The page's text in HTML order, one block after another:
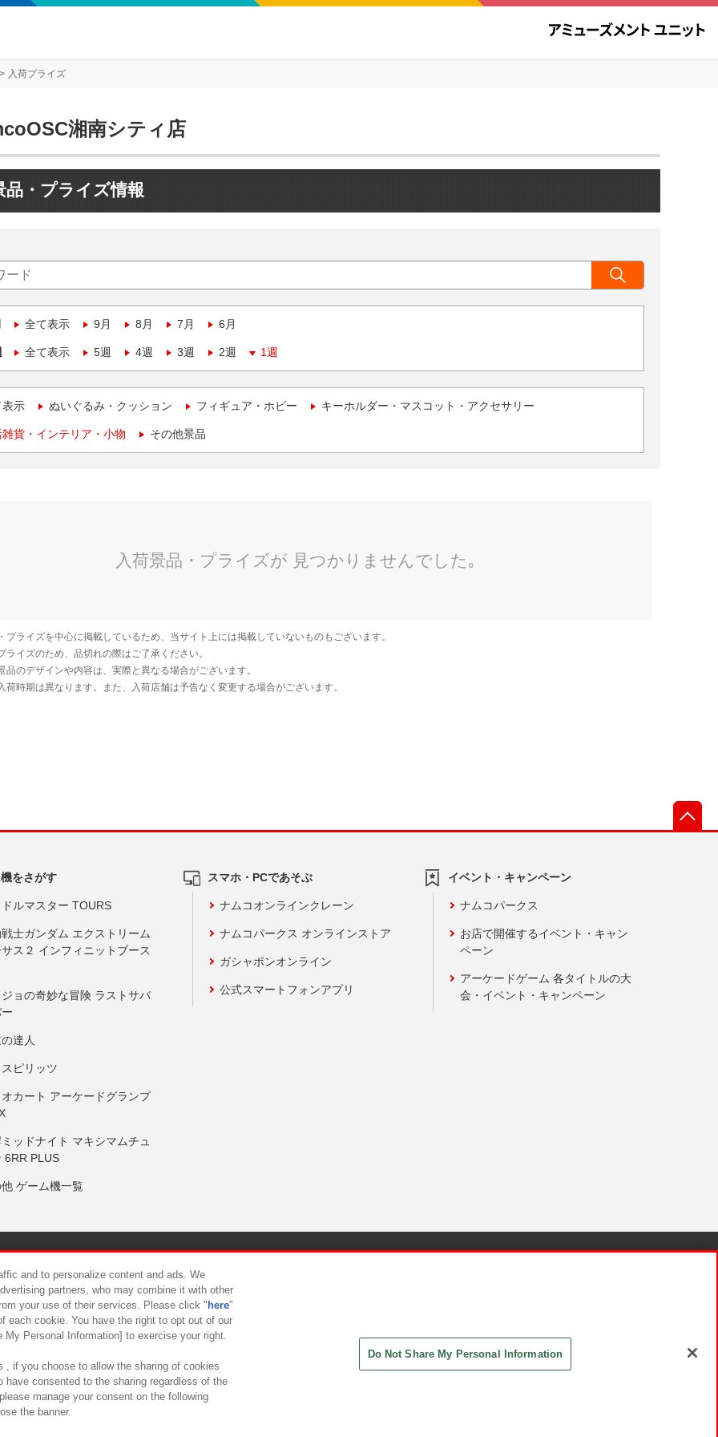
入荷プライズ
湘南シティ店
品・プライズ情報
全て表示 9月 8月 7月 6月
全て表示 5週 4週 3週 2週 1週
表示 ぬいぐるみ・クッション フィギュア・ホビー キーホルダー・マスコット・アクセサリー
貨・インテリア・小物 その他景品
をさがす
ルマスター TOURS
士ガンダム エクストリーム
ス２ インフィニットブース
ョの奇妙な冒険 ラストサバ
達人
ピリッツ
カート アーケードグランプ
ッドナイト マキシマムチュ
6RR PLUS
ゲーム機一覧
スマホ・PCであそぶ
ナムコオンラインクレーン
ナムコパークス オンラインストア
ガシャポンオンライン
公式スマートフォンアプリ
イベント・キャンペーン
ナムコパークス
お店で開催するイベント・キャン
ペーン
アーケードゲーム 各タイトルの大
会・イベント・キャンペーン
について カスタマーハラスメント対応方針
and to personalize content and ads. We
partners, who may combine it with other
your use of their services. Please click " here"
each cookie. You have the right to opt out of our
Personal Information] to exercise your right.
, if you choose to allow the sharing of cookies
have consented to the sharing regardless of the
manage your consent on the following
the banner.
Do Not Share My Personal Information